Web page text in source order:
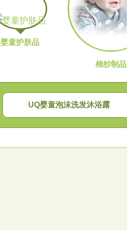
婴童护肤品
棉纱制品
UQ婴童泡沫洗发沐浴露